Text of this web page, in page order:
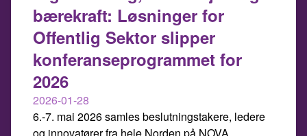
bærekraft: Løsninger for
Offentlig Sektor slipper
konferanseprogrammet for
2026
2026-01-28
6.-7. mai 2026 samles beslutningstakere, ledere